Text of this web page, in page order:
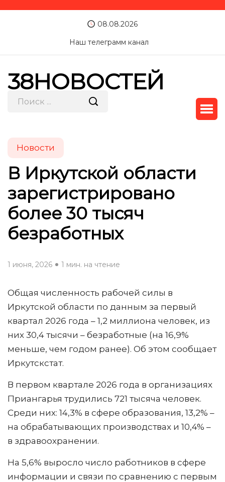
08.08.2026
Наш телеграмм канал
38НОВОСТЕЙ
Новости
В Иркутской области
зарегистрировано
более 30 тысяч
безработных
1 июня, 2026 1 мин. на чтение
Общая численность рабочей силы в
Иркутской области по данным за первый
квартал 2026 года – 1,2 миллиона человек, из
них 30,4 тысячи – безработные (на 16,9%
меньше, чем годом ранее). Об этом сообщает
Иркутскстат.
В первом квартале 2026 года в организациях
Приангарья трудились 721 тысяча человек.
Среди них: 14,3% в сфере образования, 13,2% –
на обрабатывающих производствах и 10,4% –
в здравоохранении.
На 5,6% выросло число работников в сфере
информации и связи по сравнению с первым